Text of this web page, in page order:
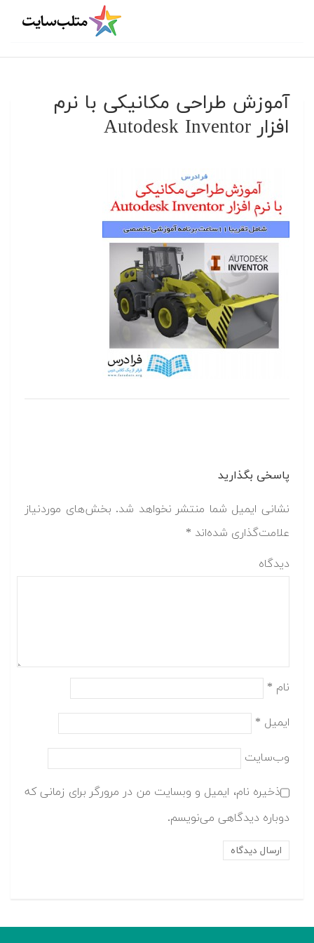
آموزش طراحی مکانیکی با نرم
افزار Autodesk Inventor
پاسخی بگذارید
نشانی ایمیل شما منتشر نخواهد شد. بخش‌های موردنیاز
علامت‌گذاری شده‌اند *
دیدگاه
نام *
ایمیل *
وب‌سایت
ذخیره نام، ایمیل و وبسایت من در مرورگر برای زمانی که
دوباره دیدگاهی می‌نویسم.